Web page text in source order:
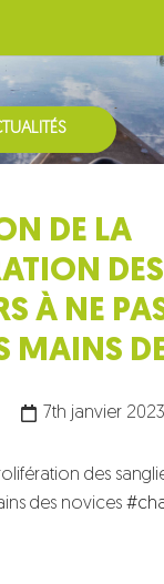
DE LA
DES
À NE
MAINS
7th janvier 2023
des
des novices